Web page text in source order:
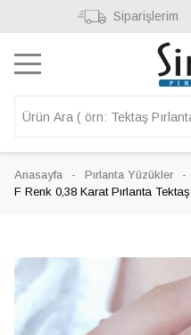
Siparişlerim
Anasayfa Pırlanta Yüzükler
F Renk 0,38 Karat Pırlanta